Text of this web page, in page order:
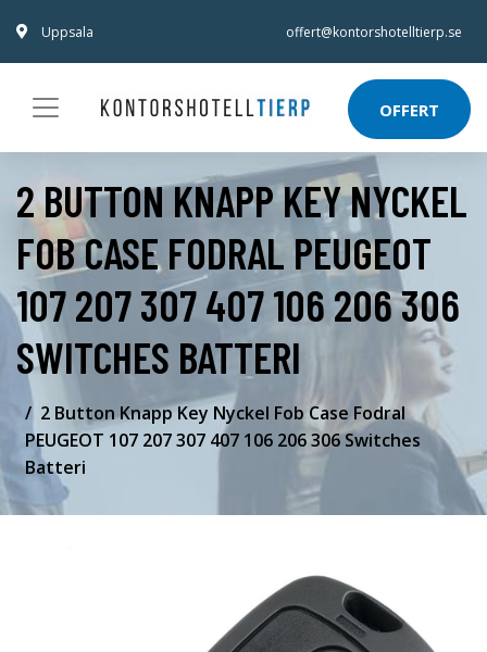
Uppsala offert@kontorshotelltierp.se
OFFERT
2 BUTTON KNAPP KEY NYCKEL
FOB CASE FODRAL PEUGEOT
107 207 307 407 106 206 306
SWITCHES BATTERI
2 Button Knapp Key Nyckel Fob Case Fodral
PEUGEOT 107 207 307 407 106 206 306 Switches
Batteri